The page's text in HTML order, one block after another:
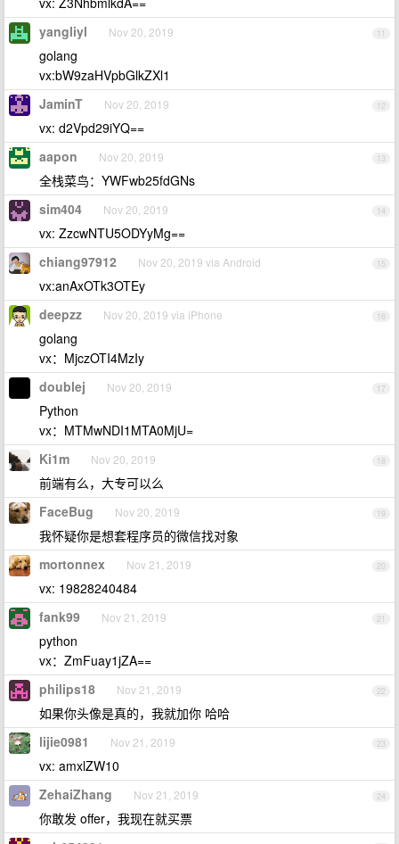
11
yangliyl Nov 20, 2019
golang
vx:bW9zaHVpbGlkZXl1
12
JaminT Nov 20, 2019
vx: d2Vpd29iYQ==
13
aapon Nov 20, 2019
全栈菜鸟：YWFwb25fdGNs
14
sim404 Nov 20, 2019
vx: ZzcwNTU5ODYyMg==
15
chiang97912 Nov 20, 2019 via Android
vx:anAxOTk3OTEy
16
deepzz Nov 20, 2019 via iPhone
golang
vx：MjczOTI4MzIy
17
doublej Nov 20, 2019
Python
vx：MTMwNDI1MTA0MjU=
18
Ki1m Nov 20, 2019
前端有么，大专可以么
19
FaceBug Nov 20, 2019
我怀疑你是想套程序员的微信找对象
20
mortonnex Nov 21, 2019
vx: 19828240484
21
fank99 Nov 21, 2019
python
vx：ZmFuay1jZA==
22
philips18 Nov 21, 2019
如果你头像是真的，我就加你 哈哈
23
lijie0981 Nov 21, 2019
vx: amxlZW10
24
ZehaiZhang Nov 21, 2019
你敢发 offer，我现在就买票